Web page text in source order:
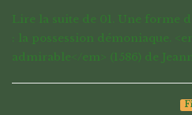
Lire la suite de 01. Une forme
: la possession démoniaque.
admirable</em> (1586) de